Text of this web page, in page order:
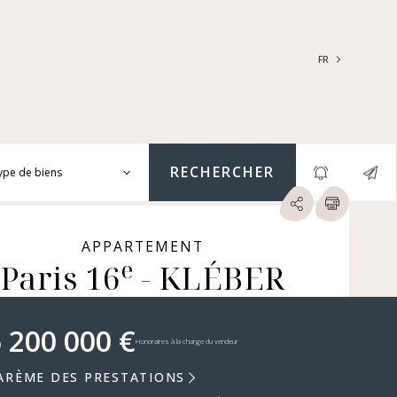
FR
de biens
| HÔTELS
| CHÂTEAUX
RECHERCHER
APPARTEMENT
Paris 16e - KLÉBER
200 000 €Honoraires à la charge du vendeur
DES PRESTATIONS